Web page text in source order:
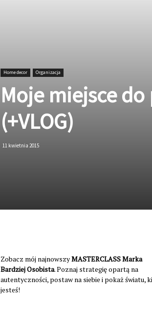
Home decor Organizacja
Moje miejsce
(+VLOG)
11 kwietnia 2015
Zobacz mój najnowszyMASTERCLASS Marka
Bardziej Osobista. Poznaj strategię opartą na
autentyczności, postaw na siebie i pokaż światu,
jesteś!